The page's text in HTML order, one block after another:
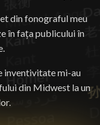
din fonograful meu
în fața publicului în
inventivitate mi-au
din Midwest la un